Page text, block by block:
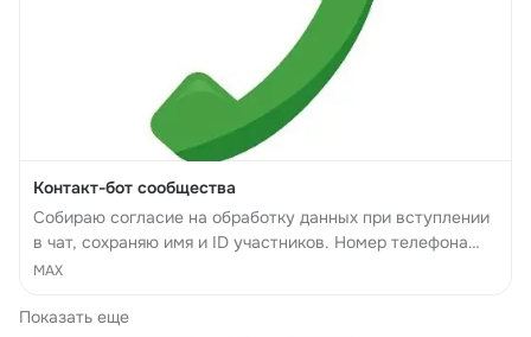
Контакт-бот сообщества
Собираю согласие на обработку данных при вступлении
в чат, сохраняю имя и ID участников. Номер телефона
запрашиваю только с вашего явного согласия через
MAX
Показать еще